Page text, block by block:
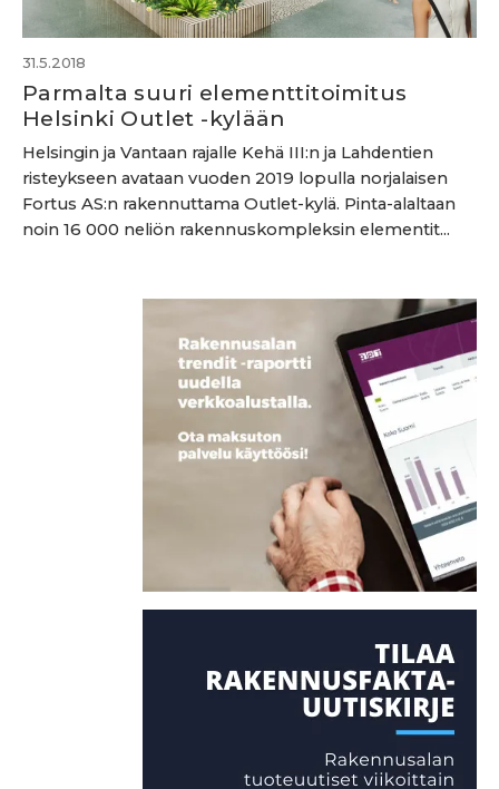
31.5.2018
Parmalta suuri elementtitoimitus
Helsinki Outlet -kylään
Helsingin ja Vantaan rajalle Kehä III:n ja Lahdentien
risteykseen avataan vuoden 2019 lopulla norjalaisen
Fortus AS:n rakennuttama Outlet-kylä. Pinta-alaltaan
noin 16 000 neliön rakennuskompleksin elementit...